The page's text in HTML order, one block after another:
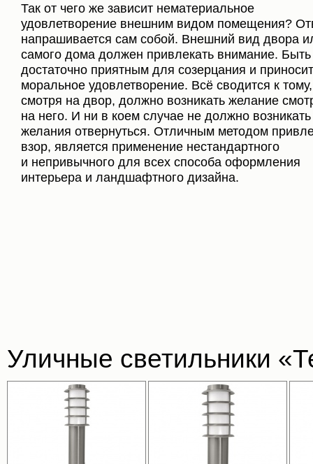
Так от чего же зависит нематериальное
удовлетворение внешним видом помещения?
напрашивается сам собой. Внешний вид двора
самого дома должен привлекать внимание. Быть
достаточно приятным для созерцания и
моральное удовлетворение. Всё сводится к
смотря на двор, должно возникать желание
на него. И ни в коем случае не должно возникать
желания отвернуться. Отличным методом
взор, является применение нестандартного
и непривычного для всех способа оформления
интерьера и ландшафтного дизайна.
Уличные светильники